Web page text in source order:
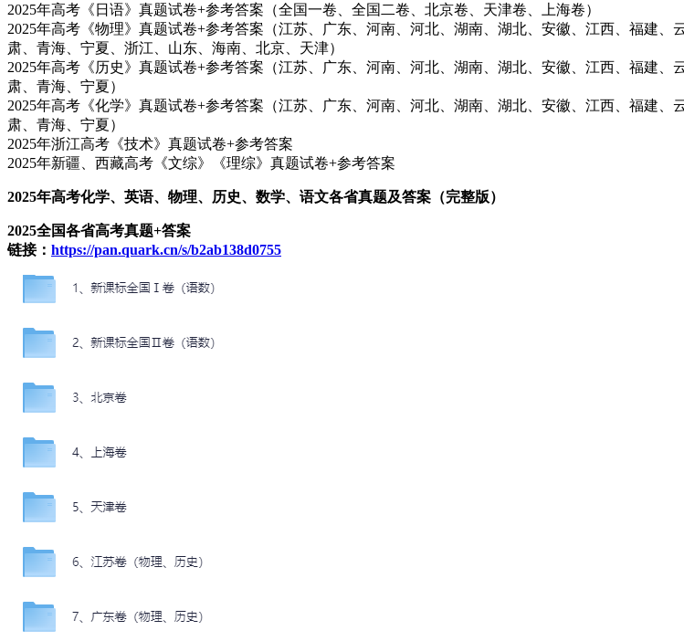
2025年高考《日语》真题试卷+参考答案（全国一卷、全国二卷、北京卷、天津卷、上海卷）
2025年高考《物理》真题试卷+参考答案（江苏、广东、河南、河北、湖南、湖北、安徽、江西、福建
肃、青海、宁夏、浙江、山东、海南、北京、天津）
2025年高考《历史》真题试卷+参考答案（江苏、广东、河南、河北、湖南、湖北、安徽、江西、福建
肃、青海、宁夏）
2025年高考《化学》真题试卷+参考答案（江苏、广东、河南、河北、湖南、湖北、安徽、江西、福建
肃、青海、宁夏）
2025年浙江高考《技术》真题试卷+参考答案
2025年新疆、西藏高考《文综》《理综》真题试卷+参考答案
2025年高考化学、英语、物理、历史、数学、语文各省真题及答案（完整版）
2025全国各省高考真题+答案
链接： https://pan.quark.cn/s/b2ab138d0755